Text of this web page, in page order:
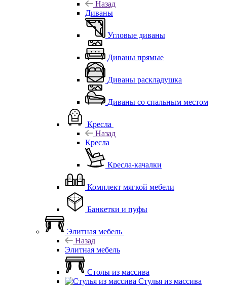
Назад
Диваны
Угловые диваны
Диваны прямые
Диваны раскладушка
Диваны со спальным местом
Кресла
Назад
Кресла
Кресла-качалки
Комплект мягкой мебели
Банкетки и пуфы
Элитная мебель
Назад
Элитная мебель
Столы из массива
Стулья из массива